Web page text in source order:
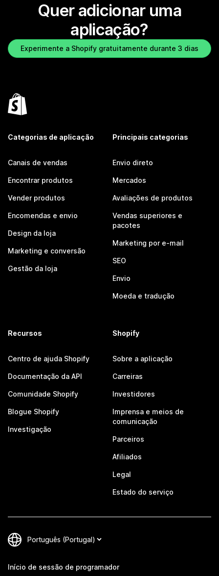
Quer adicionar uma
aplicação?
Experimente a Shopify gratuitamente durante 3 dias
Categorias de aplicação
Canais de vendas
Encontrar produtos
Vender produtos
Encomendas e envio
Design da loja
Marketing e conversão
Gestão da loja
Principais categorias
Envio direto
Mercados
Avaliações de produtos
Vendas superiores e
pacotes
Marketing por e-mail
SEO
Envio
Moeda e tradução
Recursos
Centro de ajuda Shopify
Documentação da API
Comunidade Shopify
Blogue Shopify
Investigação
Shopify
Sobre a aplicação
Carreiras
Investidores
Imprensa e meios de
comunicação
Parceiros
Afiliados
Legal
Estado do serviço
Início de sessão de programador